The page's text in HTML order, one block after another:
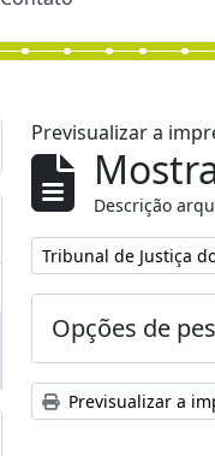
Previsualizar a
Descrição
Remover filtro:
Tribunal de Justiça
Opções de
Previsualizar a